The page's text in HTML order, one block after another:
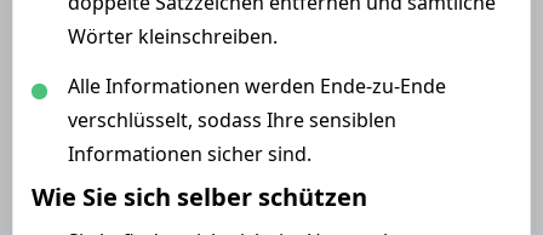
Wörter kleinschreiben.
Alle Informationen werden Ende-zu-Ende
verschlüsselt, sodass Ihre sensiblen
Informationen sicher sind.
Wie Sie sich selber schützen